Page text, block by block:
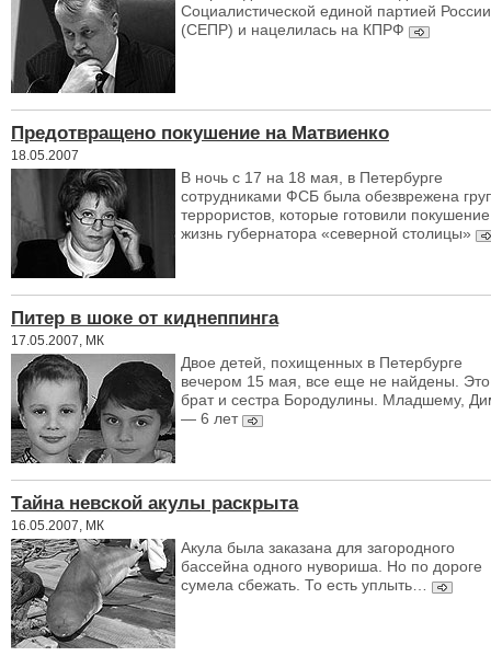
Социалистической единой партией России
(СЕПР) и нацелилась на КПРФ
Предотвращено покушение на Матвиенко
18.05.2007
В ночь с 17 на 18 мая, в Петербурге
сотрудниками ФСБ была обезврежена
террористов, которые готовили
жизнь губернатора «северной столицы»
Питер в шоке от киднеппинга
17.05.2007, МК
Двое детей, похищенных в Петербурге
вечером 15 мая, все еще не найдены. Это
брат и сестра Бородулины. Младшему,
— 6 лет
Тайна невской акулы раскрыта
16.05.2007, МК
Акула была заказана для загородного
бассейна одного нувориша. Но по дороге
сумела сбежать. То есть уплыть…